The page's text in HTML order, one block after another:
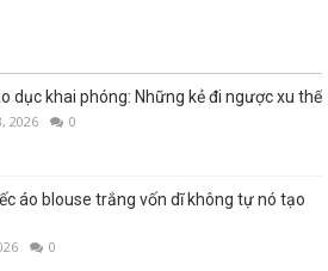
dục khai phóng: Những kẻ đi ngược xu thế
2026 0
áo blouse trắng vốn dĩ không tự nó tạo
0